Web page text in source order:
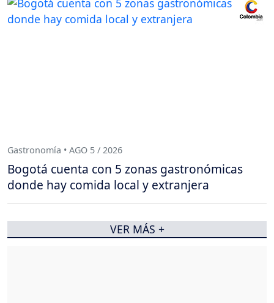
Gastronomía • AGO 5 / 2026
Bogotá cuenta con 5 zonas gastronómicas
donde hay comida local y extranjera
VER MÁS +